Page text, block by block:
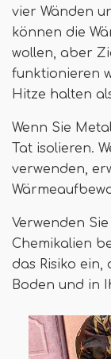
vier Wänden
können die
wollen, aber
funktionieren
Hitze halten
Wenn Sie
Tat isolieren.
verwenden,
Verwenden
Chemikalien
das Risiko ein,
Boden und in